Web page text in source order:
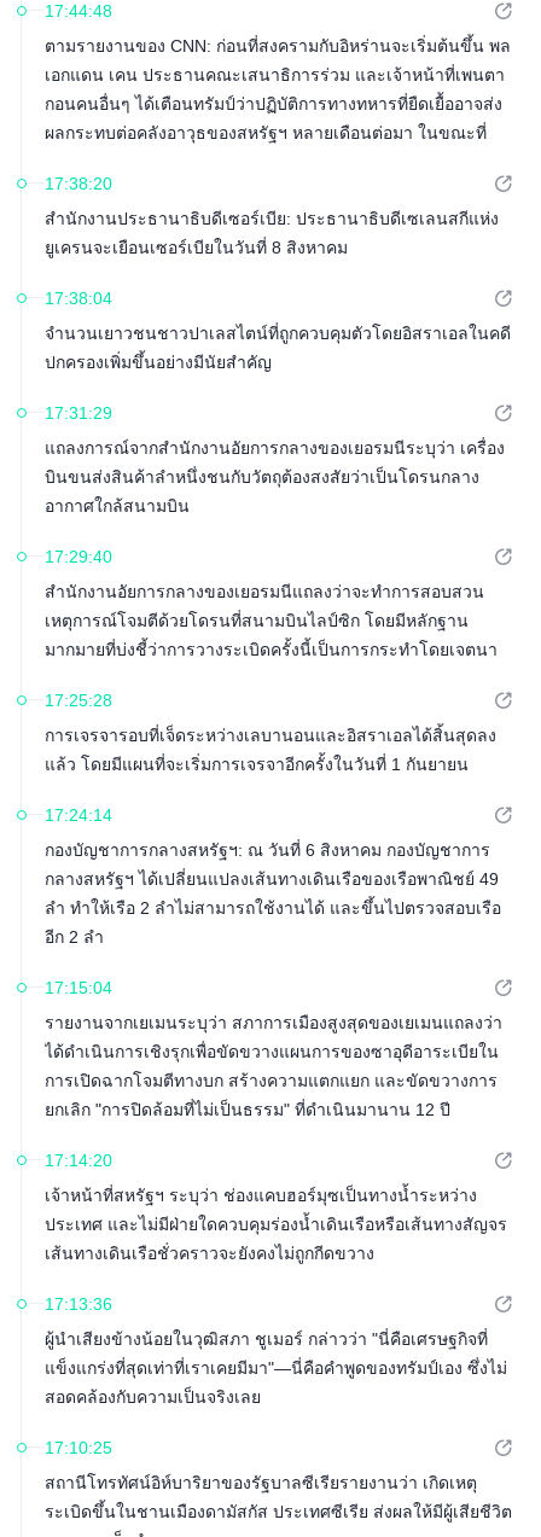
17:44:48
ตามรายงานของ CNN: ก่อนที่สงครามกับอิหร่านจะเริ่มต้นขึ้น พล
เอกแดน เคน ประธานคณะเสนาธิการร่วม และเจ้าหน้าที่เพนตา
กอนคนอื่นๆ ได้เตือนทรัมป์ว่าปฏิบัติการทางทหารที่ยืดเยื้ออาจส่ง
ผลกระทบต่อคลังอาวุธของสหรัฐฯ หลายเดือนต่อมา ในขณะที่
อาวุธยุทโธปกรณ์ที่ลดลงอย่างมาก
17:38:20
สำนักงานประธานาธิบดีเซอร์เบีย: ประธานาธิบดีเซเลนสกีแห่ง
ยูเครนจะเยือนเซอร์เบียในวันที่ 8 สิงหาคม
17:38:04
จำนวนเยาวชนชาวปาเลสไตน์ที่ถูกควบคุมตัวโดยอิสราเอลในคดี
ปกครองเพิ่มขึ้นอย่างมีนัยสำคัญ
17:31:29
แถลงการณ์จากสำนักงานอัยการกลางของเยอรมนีระบุว่า เครื่อง
บินขนส่งสินค้าลำหนึ่งชนกับวัตถุต้องสงสัยว่าเป็นโดรนกลาง
อากาศใกล้สนามบิน
17:29:40
สำนักงานอัยการกลางของเยอรมนีแถลงว่าจะทำการสอบสวน
เหตุการณ์โจมตีด้วยโดรนที่สนามบินไลป์ซิก โดยมีหลักฐาน
มากมายที่บ่งชี้ว่าการวางระเบิดครั้งนี้เป็นการกระทำโดยเจตนา
17:25:28
การเจรจารอบที่เจ็ดระหว่างเลบานอนและอิสราเอลได้สิ้นสุดลง
แล้ว โดยมีแผนที่จะเริ่มการเจรจาอีกครั้งในวันที่ 1 กันยายน
17:24:14
กองบัญชาการกลางสหรัฐฯ: ณ วันที่ 6 สิงหาคม กองบัญชาการ
กลางสหรัฐฯ ได้เปลี่ยนแปลงเส้นทางเดินเรือของเรือพาณิชย์ 49
ลำ ทำให้เรือ 2 ลำไม่สามารถใช้งานได้ และขึ้นไปตรวจสอบเรือ
อีก 2 ลำ
17:15:04
รายงานจากเยเมนระบุว่า สภาการเมืองสูงสุดของเยเมนแถลงว่า
ได้ดำเนินการเชิงรุกเพื่อขัดขวางแผนการของซาอุดีอาระเบียใน
การเปิดฉากโจมตีทางบก สร้างความแตกแยก และขัดขวางการ
ยกเลิก "การปิดล้อมที่ไม่เป็นธรรม" ที่ดำเนินมานาน 12 ปี
17:14:20
เจ้าหน้าที่สหรัฐฯ ระบุว่า ช่องแคบฮอร์มุซเป็นทางน้ำระหว่าง
ประเทศ และไม่มีฝ่ายใดควบคุมร่องน้ำเดินเรือหรือเส้นทางสัญจร
เส้นทางเดินเรือชั่วคราวจะยังคงไม่ถูกกีดขวาง
17:13:36
ผู้นำเสียงข้างน้อยในวุฒิสภา ชูเมอร์ กล่าวว่า "นี่คือเศรษฐกิจที่
แข็งแกร่งที่สุดเท่าที่เราเคยมีมา"—นี่คือคำพูดของทรัมป์เอง ซึ่งไม่
สอดคล้องกับความเป็นจริงเลย
17:10:25
สถานีโทรทัศน์อิห์บาริยาของรัฐบาลซีเรียรายงานว่า เกิดเหตุ
ระเบิดขึ้นในชานเมืองดามัสกัส ประเทศซีเรีย ส่งผลให้มีผู้เสียชีวิต